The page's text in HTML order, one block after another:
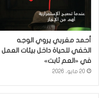
أحمد مغربي يروي الوجه
الخفي للحياة داخل بيئات العمل
في «العم ثابت»
20 مايو، 2026